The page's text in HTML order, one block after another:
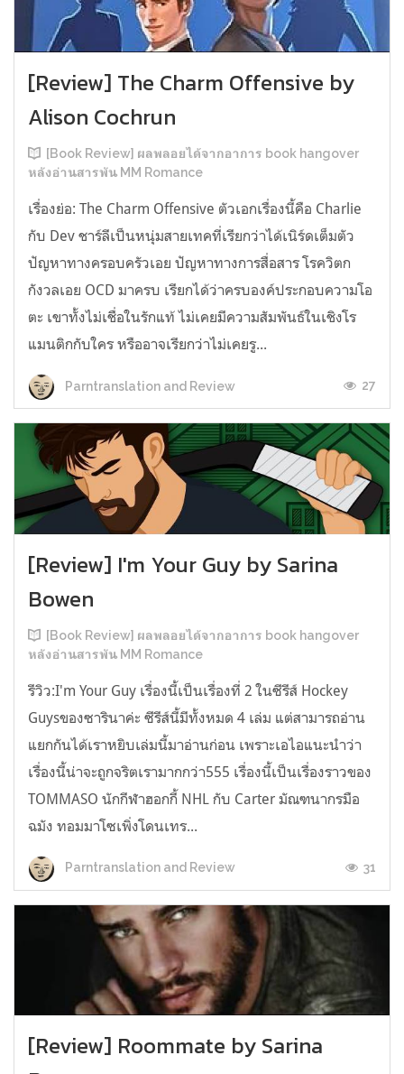
[Review] The Charm Offensive by
Alison Cochrun
[Book Review] ผลพลอยได้จากอาการ book hangover
หลังอ่านสารพัน MM Romance
เรื่องย่อ: The Charm Offensive ตัวเอกเรื่องนี้คือ Charlie
กับ Dev ชาร์ลีเป็นหนุ่มสายเทคที่เรียกว่าได้เนิร์ดเต็มตัว
ปัญหาทางครอบครัวเอย ปัญหาทางการสื่อสาร โรควิตก
กังวลเอย OCD มาครบ เรียกได้ว่าครบองค์ประกอบความโอ
ตะ เขาทั้งไม่เชื่อในรักแท้ ไม่เคยมีความสัมพันธ์ในเชิงโร
แมนติกกับใคร หรืออาจเรียกว่าไม่เคยรู...
Parntranslation and Review 27
[Review] I'm Your Guy by Sarina
Bowen
[Book Review] ผลพลอยได้จากอาการ book hangover
หลังอ่านสารพัน MM Romance
รีวิว:I'm Your Guy เรื่องนี้เป็นเรื่องที่ 2 ในซีรีส์ Hockey
Guysของซารินาค่ะ ซีรีส์นี้มีทั้งหมด 4 เล่ม แต่สามารถอ่าน
แยกกันได้เราหยิบเล่มนี้มาอ่านก่อน เพราะเอไอแนะนำว่า
เรื่องนี้น่าจะถูกจริตเรามากกว่า555 เรื่องนี้เป็นเรื่องราวของ
TOMMASO นักกีฬาฮอกกี้ NHL กับ Carter มัณฑนากรมือ
ฉมัง ทอมมาโซเพิ่งโดนเทร...
Parntranslation and Review 31
[Review] Roommate by Sarina